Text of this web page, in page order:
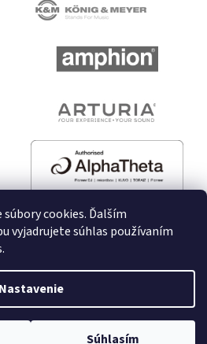
cookies. Ďalším
vyjadrujete súhlas používaním
Nastavenie
Súhlasím
Vytvoril Shoptet
. Všetky práva vyhradené.
cookies